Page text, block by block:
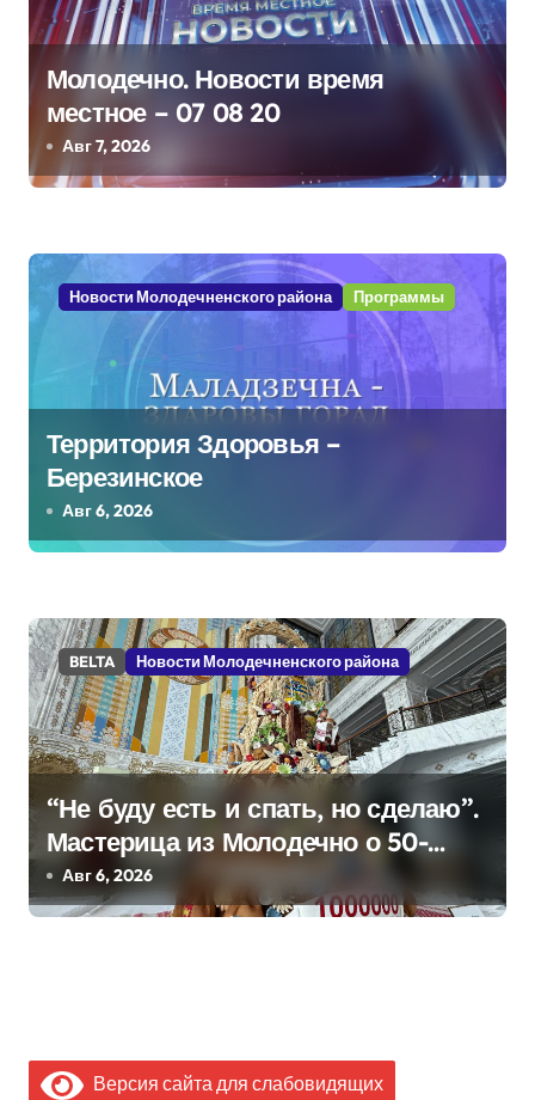
и
я
п
о
а
п
с
я
м
Молодечно. Новости время
местное – 07 08 20
Авг 7, 2026
Новости Молодечненского района Программы
Территория Здоровья –
Березинское
Авг 6, 2026
BELTA Новости Молодечненского района
“Не буду есть и спать, но сделаю”.
Мастерица из Молодечно о 50-
килограммовом каравае для
Дворца Независимости
Авг 6, 2026
Версия сайта для слабовидящих